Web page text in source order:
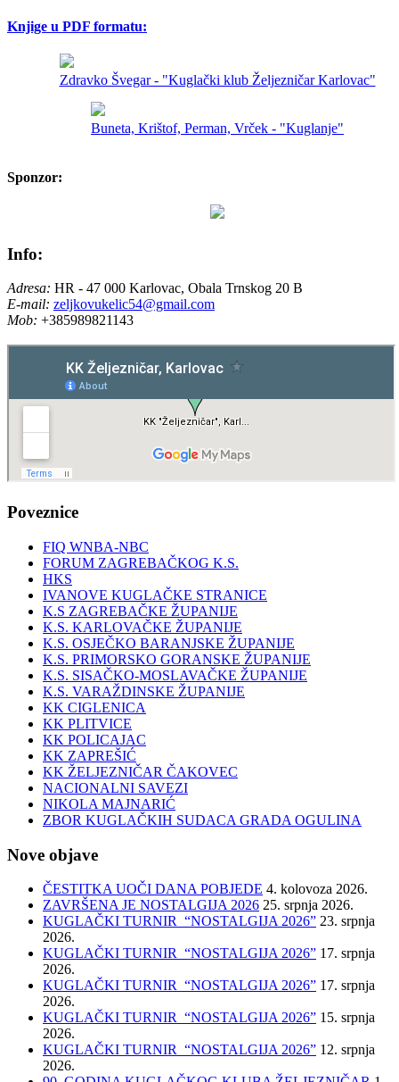
Knjige u PDF formatu:
Zdravko Švegar - "Kuglački klub Željezničar Karlovac"
Buneta, Krištof, Perman, Vrček - "Kuglanje"
Sponzor:
Info:
Adresa: HR - 47 000 Karlovac, Obala Trnskog 20 B
E-mail: zeljkovukelic54@gmail.com
Mob: +385989821143
Poveznice
FIQ WNBA-NBC
FORUM ZAGREBAČKOG K.S.
HKS
IVANOVE KUGLAČKE STRANICE
K.S ZAGREBAČKE ŽUPANIJE
K.S. KARLOVAČKE ŽUPANIJE
K.S. OSJEČKO BARANJSKE ŽUPANIJE
K.S. PRIMORSKO GORANSKE ŽUPANIJE
K.S. SISAČKO-MOSLAVAČKE ŽUPANIJE
K.S. VARAŽDINSKE ŽUPANIJE
KK CIGLENICA
KK PLITVICE
KK POLICAJAC
KK ZAPREŠIĆ
KK ŽELJEZNIČAR ČAKOVEC
NACIONALNI SAVEZI
NIKOLA MAJNARIĆ
ZBOR KUGLAČKIH SUDACA GRADA OGULINA
Nove objave
ČESTITKA UOČI DANA POBJEDE 4. kolovoza 2026.
ZAVRŠENA JE NOSTALGIJA 2026 25. srpnja 2026.
KUGLAČKI TURNIR “NOSTALGIJA 2026” 23. srpnja
2026.
KUGLAČKI TURNIR “NOSTALGIJA 2026” 17. srpnja
2026.
KUGLAČKI TURNIR “NOSTALGIJA 2026” 17. srpnja
2026.
KUGLAČKI TURNIR “NOSTALGIJA 2026” 15. srpnja
2026.
KUGLAČKI TURNIR “NOSTALGIJA 2026” 12. srpnja
2026.